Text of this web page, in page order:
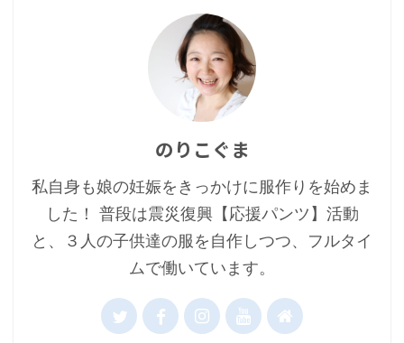
のりこぐま
私自身も娘の妊娠をきっかけに服作りを始めま
した！ 普段は震災復興【応援パンツ】活動
と、３人の子供達の服を自作しつつ、フルタイ
ムで働いています。